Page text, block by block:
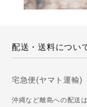
配送・送料につい
宅急便(ヤマト運輸)
沖縄など離島への配送